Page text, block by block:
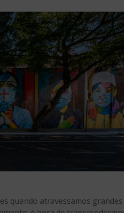
quando atravessamos